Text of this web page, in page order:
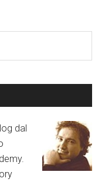
dal